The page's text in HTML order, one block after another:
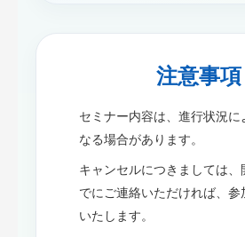
注意事項
セミナー内容は、進行状況に
なる場合があります。
キャンセルにつきましては、
でにご連絡いただければ、参
いたします。